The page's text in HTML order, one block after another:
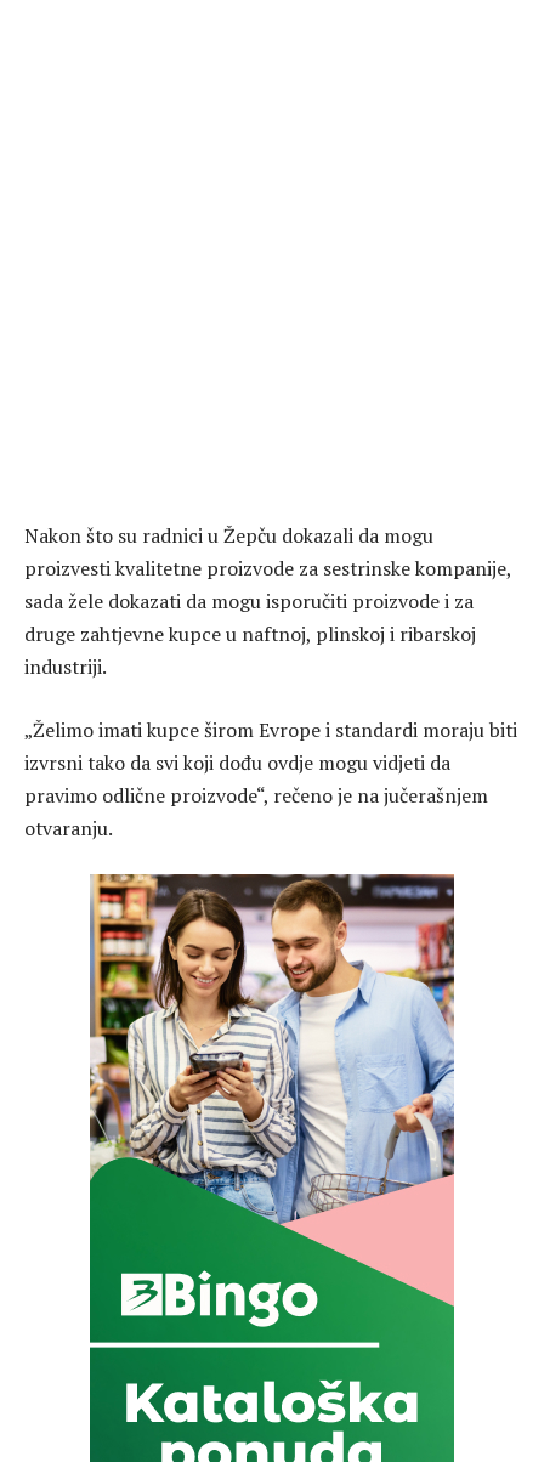
Nakon što su radnici u Žepču dokazali da mogu
proizvesti kvalitetne proizvode za sestrinske kompanije,
sada žele dokazati da mogu isporučiti proizvode i za
druge zahtjevne kupce u naftnoj, plinskoj i ribarskoj
industriji.
„Želimo imati kupce širom Evrope i standardi moraju biti
izvrsni tako da svi koji dođu ovdje mogu vidjeti da
pravimo odlične proizvode“, rečeno je na jučerašnjem
otvaranju.